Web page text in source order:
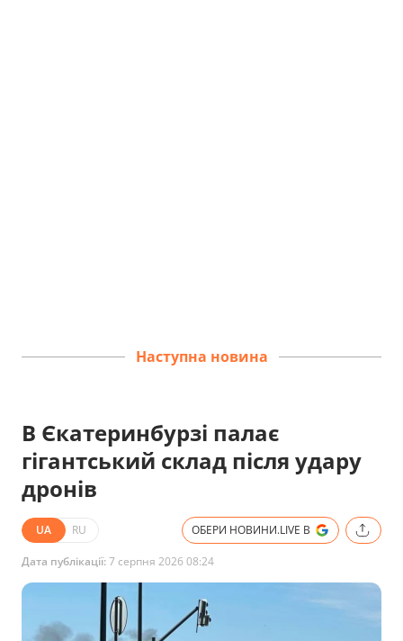
Наступна новина
В Єкатеринбурзі палає
гігантський склад після удару
дронів
UA RU ОБЕРИ НОВИНИ.LIVE В
Дата публікації:7 серпня 2026 08:24